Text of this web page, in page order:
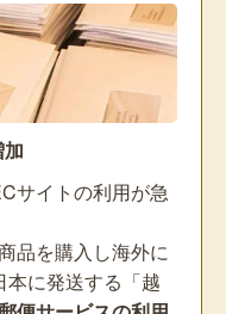
サイトの利用が急
品を購入し海外に
に発送する「越